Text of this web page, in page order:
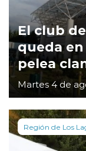
El club
queda
pelea
Martes 4 de
Región de Los